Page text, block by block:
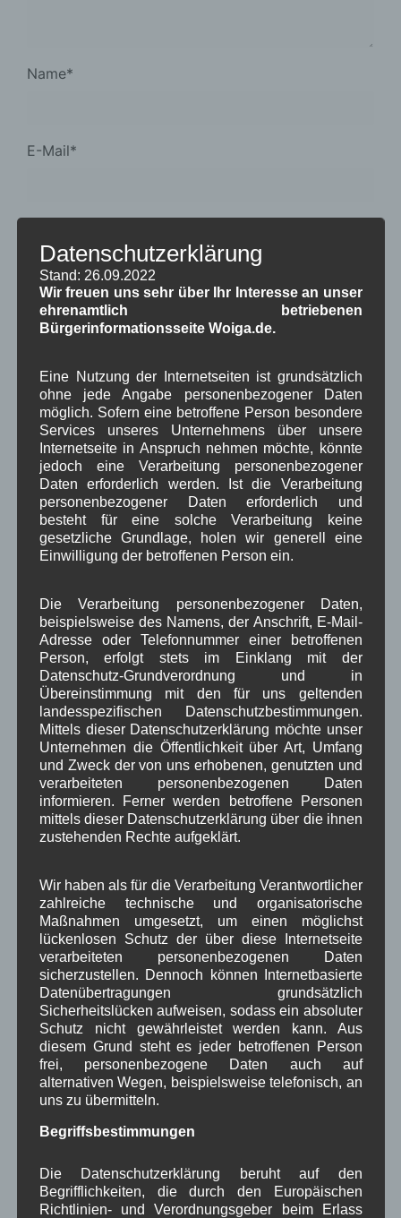
Name*
E-Mail*
Meinen Namen, E-Mail-Adresse und Website in
diesem Browser für meinen nächsten
*Datenschutzbedingungen akzeptieren
Kategorien für Beiträge
Aushang Rathaus(232)
Dorferneuerung(154)
Gemeinderat
(128)
in Wallgau(1.091)
Kommunalpolitik(85)
Pressespiegel(282)
um Wallgau(258)
Wallgau im Netz(65)
Schlagwörter
Arbeitsmarkt ,Asyl , Bauvorhaben ,
Bildergalerie , Brauchtum Corona ,
Dorferneuerung , Dorfleben
Dorfplatz ,Energiewende ,G7 ,
Gesundheit , Gewerbe ,Haushalt
historische Bilder Infrastruktur ,Isarkies
Kirche , Kunsthandwerk
Musik , Natur und Umwelt
Schule , Sport , Tagespflege , Tourismus ,
TV Umfrage Veranstaltung , Verkehr
Datenschutzerklärung
Stand: 26.09.2022
Wir freuen uns sehr über Ihr Interesse an unser
ehrenamtlich betriebenen
Bürgerinformationsseite Woiga.de.
Eine Nutzung der Internetseiten ist grundsätzlich
ohne jede Angabe personenbezogener Daten
möglich. Sofern eine betroffene Person besondere
Services unseres Unternehmens über unsere
Internetseite in Anspruch nehmen möchte, könnte
jedoch eine Verarbeitung personenbezogener
Daten erforderlich werden. Ist die Verarbeitung
personenbezogener Daten erforderlich und
besteht für eine solche Verarbeitung keine
gesetzliche Grundlage, holen wir generell eine
Einwilligung der betroffenen Person ein.
Die Verarbeitung personenbezogener Daten,
beispielsweise des Namens, der Anschrift, E-Mail-
Adresse oder Telefonnummer einer betroffenen
Person, erfolgt stets im Einklang mit der
Datenschutz-Grundverordnung und in
Übereinstimmung mit den für uns geltenden
landesspezifischen Datenschutzbestimmungen.
Mittels dieser Datenschutzerklärung möchte unser
Unternehmen die Öffentlichkeit über Art, Umfang
und Zweck der von uns erhobenen, genutzten und
verarbeiteten personenbezogenen Daten
informieren. Ferner werden betroffene Personen
mittels dieser Datenschutzerklärung über die ihnen
zustehenden Rechte aufgeklärt.
Wir haben als für die Verarbeitung Verantwortlicher
zahlreiche technische und organisatorische
Maßnahmen umgesetzt, um einen möglichst
lückenlosen Schutz der über diese Internetseite
verarbeiteten personenbezogenen Daten
sicherzustellen. Dennoch können Internetbasierte
Datenübertragungen grundsätzlich
Sicherheitslücken aufweisen, sodass ein absoluter
Schutz nicht gewährleistet werden kann. Aus
diesem Grund steht es jeder betroffenen Person
frei, personenbezogene Daten auch auf
alternativen Wegen, beispielsweise telefonisch, an
uns zu übermitteln.
Begriffsbestimmungen
Die Datenschutzerklärung beruht auf den
Begrifflichkeiten, die durch den Europäischen
Richtlinien- und Verordnungsgeber beim Erlass